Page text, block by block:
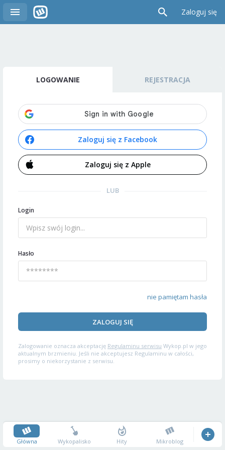
Zaloguj się
LOGOWANIE REJESTRACJA
Zaloguj się z Facebook
Zaloguj się z Apple
LUB
Login
Hasło
nie pamiętam hasła
ZALOGUJ SIĘ
Zalogowanie oznacza akceptację Regulaminu serwisu Wykop.pl w jego
aktualnym brzmieniu. Jeśli nie akceptujesz Regulaminu w całości,
prosimy o niekorzystanie z serwisu.
Główna Wykopalisko Hity Mikroblog